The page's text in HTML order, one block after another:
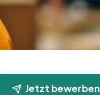
Jetzt bewerben